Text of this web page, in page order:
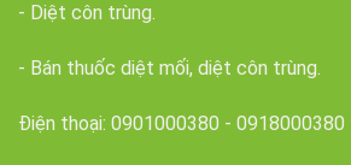
- Diệt côn trùng.
- Bán thuốc diệt mối, diệt côn trùng.
Điện thoại: 0901000380 - 0918000380